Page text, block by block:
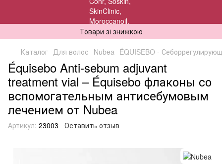
Товари зі знижкою
Каталог Для волос Nubea ÉQUISEBO -
Équisebo Anti-sebum adjuvant
treatment vial – Équisebo флаконы со
вспомогательным антисебумовым
лечением от Nubea
Артикул: 23003 Оставить отзыв